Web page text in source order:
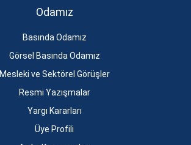
Odamız
Basında Odamız
Görsel Basında Odamız
Mesleki ve Sektörel Görüşler
Resmi Yazışmalar
Yargı Kararları
Üye Profili